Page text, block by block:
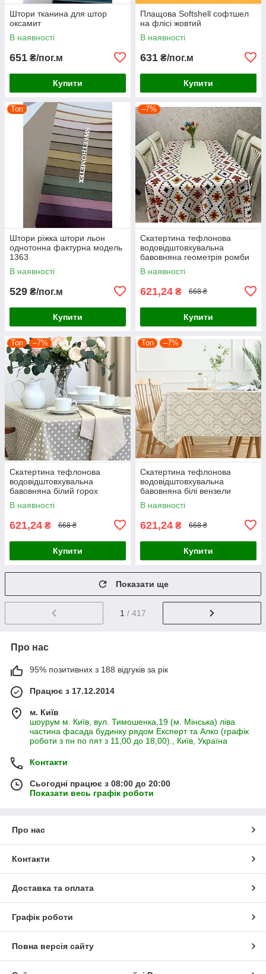
Штори тканина для штор
оксамит
В наявності
651 ₴/пог.м
Купити
Плащова Softshell софтшел
на флісі жовтий
В наявності
631 ₴/пог.м
Купити
Топ
Штори ріжка штори льон
однотонна фактурна модель
1363
В наявності
529 ₴/пог.м
Купити
–7%
Скатертина тефлонова
водовідштовхувальна
бавовняна геометрія ромби
теракотові
В наявності
621,24 ₴ 668 ₴
Купити
Топ –7%
Скатертина тефлонова
водовідштовхувальна
бавовняна білий горох
бежева
В наявності
621,24 ₴ 668 ₴
Купити
Топ –7%
Скатертина тефлонова
водовідштовхувальна
бавовняна білі вензели
корони бежева
В наявності
621,24 ₴ 668 ₴
Купити
Показати ще
1 / 417
Про нас
95% позитивних з 188 відгуків за рік
Працює з 17.12.2014
м. Київ
шоурум м. Київ, вул. Тимошенка,19 (м. Мінська) ліва
частина фасада будинку рядом Експерт та Алко (графік
роботи з пн по пят з 11,00 до 18,00)., Київ, Україна
Контакти
Сьогодні працює з 08:00 до 20:00
Показати весь графік роботи
Про нас
Контакти
Доставка та оплата
Графік роботи
Повна версія сайту